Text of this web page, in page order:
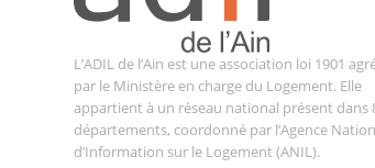
L’ADIL de l’Ain est une association loi 1901
par le Ministère en charge du Logement. Elle
appartient à un réseau national présent dans
départements, coordonné par l’Agence
d’Information sur le Logement (ANIL).